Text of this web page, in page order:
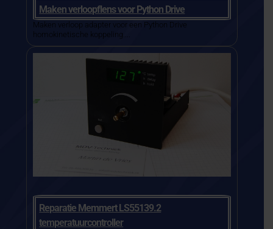
Maken verloopflens voor Python Drive
Maken verloop adapter voor een Python Drive
homokinetische koppeling....
Reparatie Memmert LS55139.2
temperatuurcontroller